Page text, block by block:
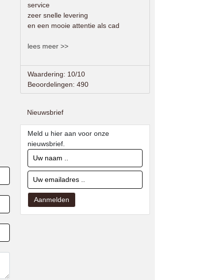
service
zeer snelle levering
en een mooie attentie als cad
lees meer >>
Waardering: 10/10
Beoordelingen: 490
Nieuwsbrief
Meld u hier aan voor onze
nieuwsbrief.